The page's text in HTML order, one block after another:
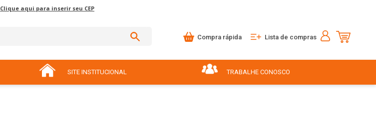
Clique aqui para inserir seu CEP
Compra rápida Lista de compras
SITE INSTITUCIONAL TRABALHE CONOSCO